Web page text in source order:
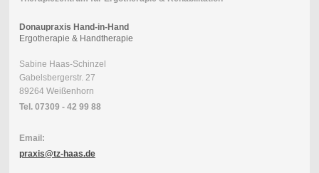
Donaupraxis Hand-in-Hand
Ergotherapie & Handtherapie
Sabine Haas-Schinzel
Gabelsbergerstr. 27
89264 Weißenhorn
Tel. 07309 - 42 99 88
Email:
praxis@tz-haas.de